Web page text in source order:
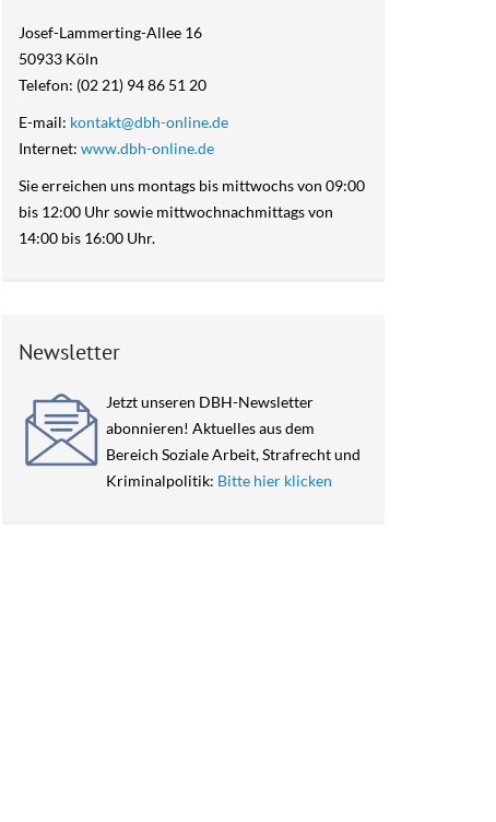
Leitbild
Satzung des DBH-
Fachverband e.V.
Datenschutz im DBH-
Fachverband
Über uns
Josef-Lammerting-Allee 16
50933 Köln
Telefon: (02 21) 94 86 51 20
E-mail: kontakt@dbh-online.de
Internet: www.dbh-online.de
Sie erreichen uns montags bis mittwochs von 09:00
bis 12:00 Uhr sowie mittwochnachmittags von
14:00 bis 16:00 Uhr.
Newsletter
Jetzt unseren DBH-Newsletter
abonnieren! Aktuelles aus dem
Bereich Soziale Arbeit, Strafrecht und
Kriminalpolitik: Bitte hier klicken